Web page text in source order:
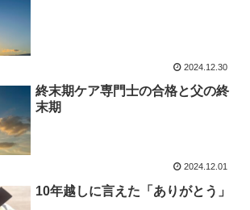
2024.12.30
終末期ケア専門士の合格と父の終
末期
2024.12.01
10年越しに言えた「ありがとう」